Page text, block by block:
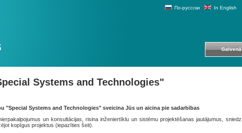
По-руссски In English
Galvenā
Systems аnd Technologies"
"Special Systems and Technologies" sveicina Jūs un aicina pie sadarbības
un konsultācijas, risina inženiertīklu un sistēmu projektēšanas jautājumus, sniedz
kopīgus projektus (iepazīties šeit).